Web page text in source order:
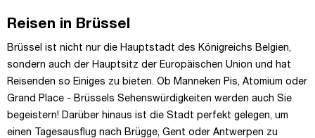
Reisen in Brüssel
Brüssel ist nicht nur die Hauptstadt des Königreichs Belgien,
sondern auch der Hauptsitz der Europäischen Union und hat
Reisenden so Einiges zu bieten. Ob Manneken Pis, Atomium oder
Grand Place - Brüssels Sehenswürdigkeiten werden auch Sie
begeistern! Darüber hinaus ist die Stadt perfekt gelegen, um
einen Tagesausflug nach Brügge, Gent oder Antwerpen zu